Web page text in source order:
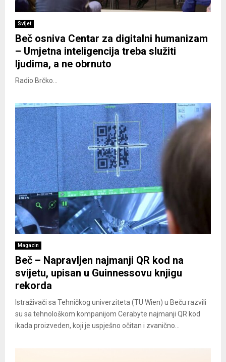
Svijet
Beč osniva Centar za digitalni humanizam
– Umjetna inteligencija treba služiti
ljudima, a ne obrnuto
Radio Brčko...
Magazin
Beč – Napravljen najmanji QR kod na
svijetu, upisan u Guinnessovu knjigu
rekorda
Istraživači sa Tehničkog univerziteta (TU Wien) u Beču razvili
su sa tehnološkom kompanijom Cerabyte najmanji QR kod
ikada proizveden, koji je uspješno očitan i zvanično...